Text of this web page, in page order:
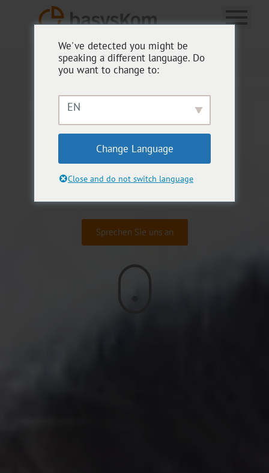
INNOVATIVE
SOFTWARE
ENGINEERING
SERVICES
Devices und Cloud-Dienste
Sprechen Sie uns an
We've detected you might be
speaking a different language. Do
you want to change to:
EN
Change Language
Close and do not switch language